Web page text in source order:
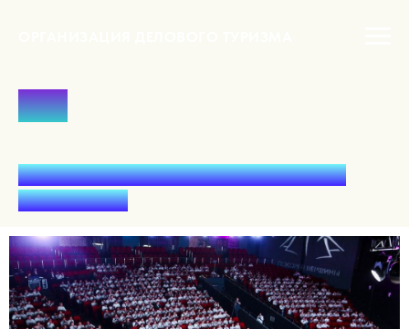
СБТ
Бизнес-тренинги и организация бизнес
мероприятий